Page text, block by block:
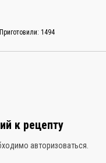
Приготовили: 1494
к рецепту
авторизоваться